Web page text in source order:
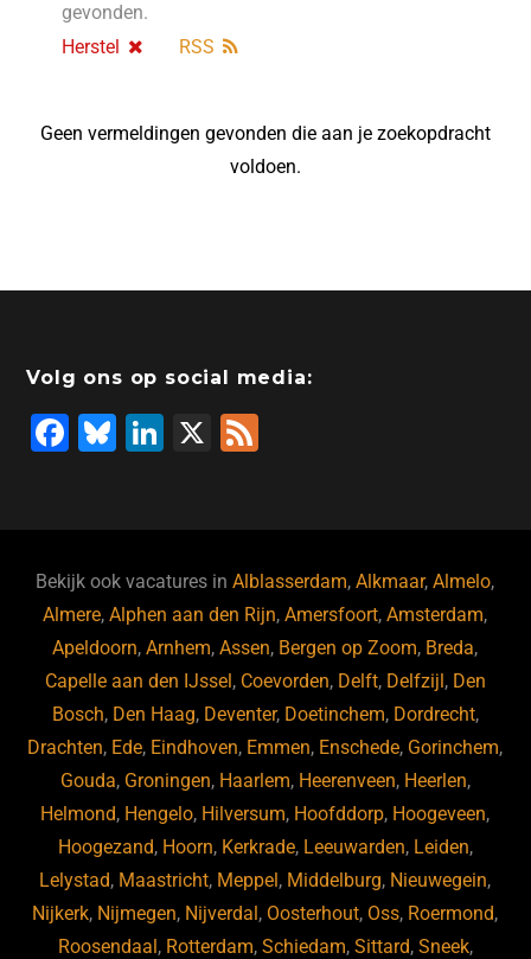
gevonden.
Herstel
RSS
Geen vermeldingen gevonden die aan je zoekopdracht
voldoen.
Volg ons op social media:
F
b
o
o
k
Bl
ky
Li
dI
n
X
Bekijk ook vacatures inAlblasserdam,Alkmaar,Almelo,
Almere,Alphen aan den Rijn,Amersfoort,Amsterdam,
Apeldoorn,Arnhem,Assen, Bergen op Zoom, Breda,
Capelle aan den IJssel , Coevorden, Delft, Delfzijl , Den
Bosch, Den Haag, Deventer, Doetinchem, Dordrecht,
Drachten, Ede, Eindhoven, Emmen, Enschede, Gorinchem,
Gouda, Groningen, Haarlem, Heerenveen, Heerlen,
Helmond, Hengelo, Hilversum, Hoofddorp, Hoogeveen,
Hoogezand, Hoorn, Kerkrade, Leeuwarden, Leiden,
Lelystad, Maastricht, Meppel , Middelburg, Nieuwegein,
Nijkerk, Nijmegen, Nijverdal , Oosterhout, Oss, Roermond,
Roosendaal , Rotterdam, Schiedam, Sittard, Sneek,